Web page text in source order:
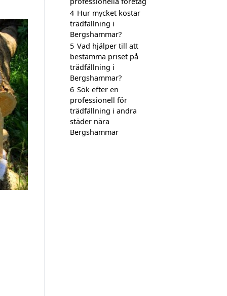
4 Hur mycket kostar
trädfällning i
Bergshammar?
5 Vad hjälper till att
bestämma priset på
trädfällning i
Bergshammar?
6 Sök efter en
professionell för
trädfällning i andra
städer nära
Bergshammar